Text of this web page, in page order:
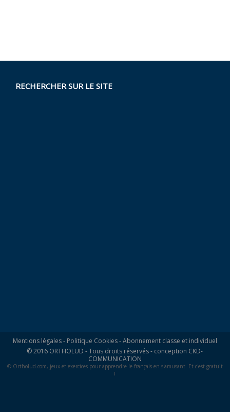
RECHERCHER SUR LE SITE
Mentions légales- Politique Cookies-Abonnement classe et individuel
© 2016 ORTHOLUD - Tous droits réservés - conception CKD-
COMMUNICATION
© Ortholud.com, jeux et exercices pour apprendre le français en s'amusant. Et c'est gratuit
!